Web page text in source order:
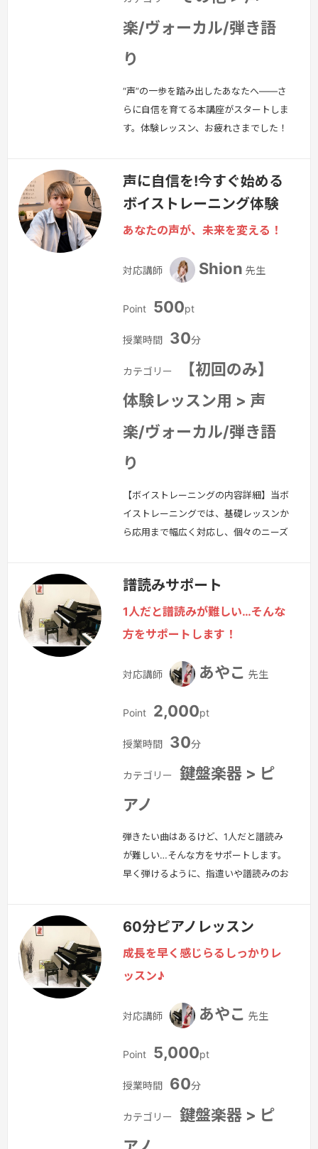
楽/ヴォーカル/弾き語
り
“声”の一歩を踏み出したあなたへ——さ
らに自信を育てる本講座がスタートしま
す。体験レッスン、お疲れさまでした！
方に向けて、次のステップとなる本講座
をご案内します。**『ボイスタート！〜
では、体験で学んだ基礎を土台に、発
声・表現力・リズム感などをより実践的
に高めていきます。日常会話やカラオ
声に自信を!今すぐ始める
ボイストレーニング体験
あなたの声が、未来を変える！
対応講師 Shion 先生
Point 500pt
授業時間 30分
カテゴリー
【初回のみ】
体験レッスン用 > 声
楽/ヴォーカル/弾き語
り
【ボイストレーニングの内容詳細】当ボ
イストレーニングでは、基礎レッスンか
ら応用まで幅広く対応し、個々のニーズ
現在の歌に対する悩みをヒアリング2.
まず、受講者が抱えている歌や発声に関
これにより、レッスンの焦点を明確に
し、個々に最適なアプローチを定めま
す。3. 実際に今の声の状況を確認4.…
譜読みサポート
1人だと譜読みが難しい…そんな
方をサポートします！
対応講師 あやこ 先生
Point 2,000pt
授業時間 30分
カテゴリー
鍵盤楽器 > ピ
アノ
弾きたい曲はあるけど、1人だと譜読み
が難しい…そんな方をサポートします。
早く弾けるように、指遣いや譜読みのお
60分ピアノレッスン
成長を早く感じらるしっかりレ
ッスン♪
対応講師 あやこ 先生
Point 5,000pt
授業時間 60分
カテゴリー
鍵盤楽器 > ピ